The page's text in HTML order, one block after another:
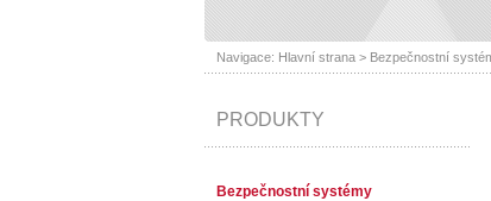
Navigace: Hlavní strana> Bezpečnostní
PRODUKTY
Bezpečnostní systémy